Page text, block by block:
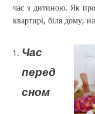
час з дитиною. Як
квартирі, біля дому, на
Час
перед
сном